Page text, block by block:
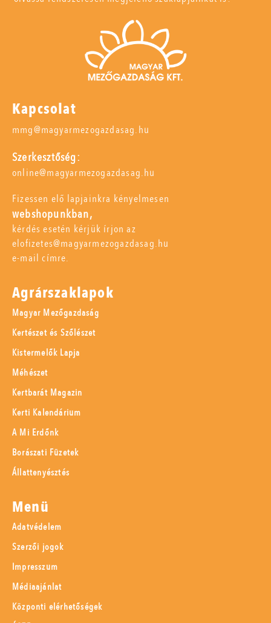
Kapcsolat
mmg@magyarmezogazdasag.hu
Szerkesztőség:
online@magyarmezogazdasag.hu
Fizessen elő lapjainkra kényelmesen
webshopunkban,
kérdés esetén kérjük írjon az
elofizetes@magyarmezogazdasag.hu
e-mail címre.
Agrárszaklapok
Magyar Mezőgazdaság
Kertészet és Szőlészet
Kistermelők Lapja
Méhészet
Kertbarát Magazin
Kerti Kalendárium
A Mi Erdőnk
Borászati Füzetek
Állattenyésztés
Menü
Adatvédelem
Szerzői jogok
Impresszum
Médiaajánlat
Központi elérhetőségek